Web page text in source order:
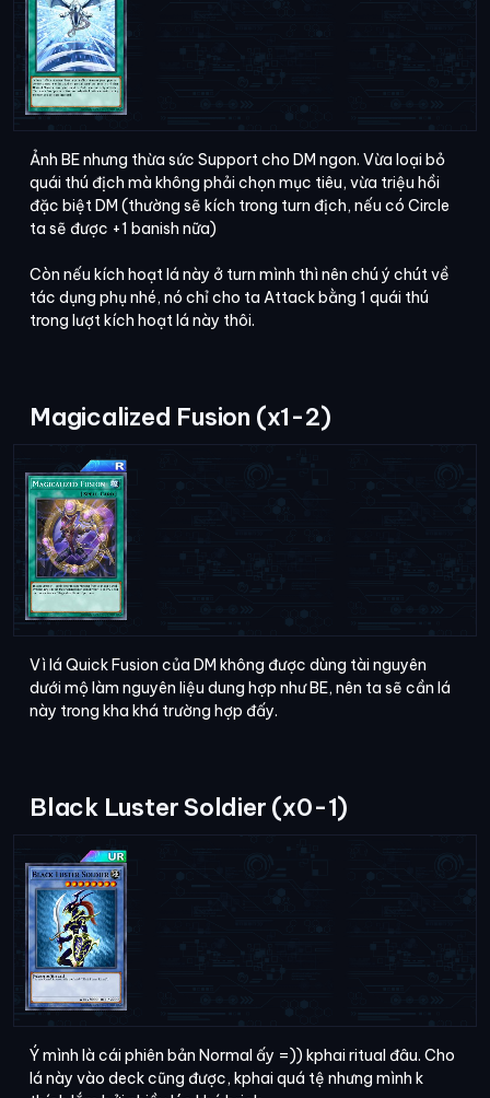
Ảnh BE nhưng thừa sức Support cho DM ngon. Vừa loại bỏ
quái thú địch mà không phải chọn mục tiêu, vừa triệu hồi
đặc biệt DM (thường sẽ kích trong turn địch, nếu có Circle
ta sẽ được +1 banish nữa)
Còn nếu kích hoạt lá này ở turn mình thì nên chú ý chút về
tác dụng phụ nhé, nó chỉ cho ta Attack bằng 1 quái thú
trong lượt kích hoạt lá này thôi.
Magicalized Fusion (x1-2)
Vì lá Quick Fusion của DM không được dùng tài nguyên
dưới mộ làm nguyên liệu dung hợp như BE, nên ta sẽ cần lá
này trong kha khá trường hợp đấy.
Black Luster Soldier (x0-1)
Ý mình là cái phiên bản Normal ấy =)) kphai ritual đâu. Cho
lá này vào deck cũng được, kphai quá tệ nhưng mình k